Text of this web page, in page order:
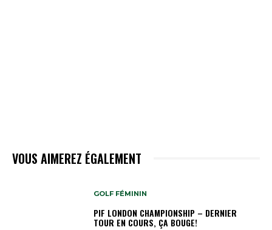
VOUS AIMEREZ ÉGALEMENT
GOLF FÉMININ
PIF LONDON CHAMPIONSHIP – DERNIER
TOUR EN COURS, ÇA BOUGE!